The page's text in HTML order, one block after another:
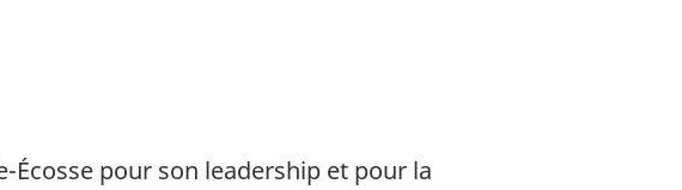
Écosse pour son leadership et pour la